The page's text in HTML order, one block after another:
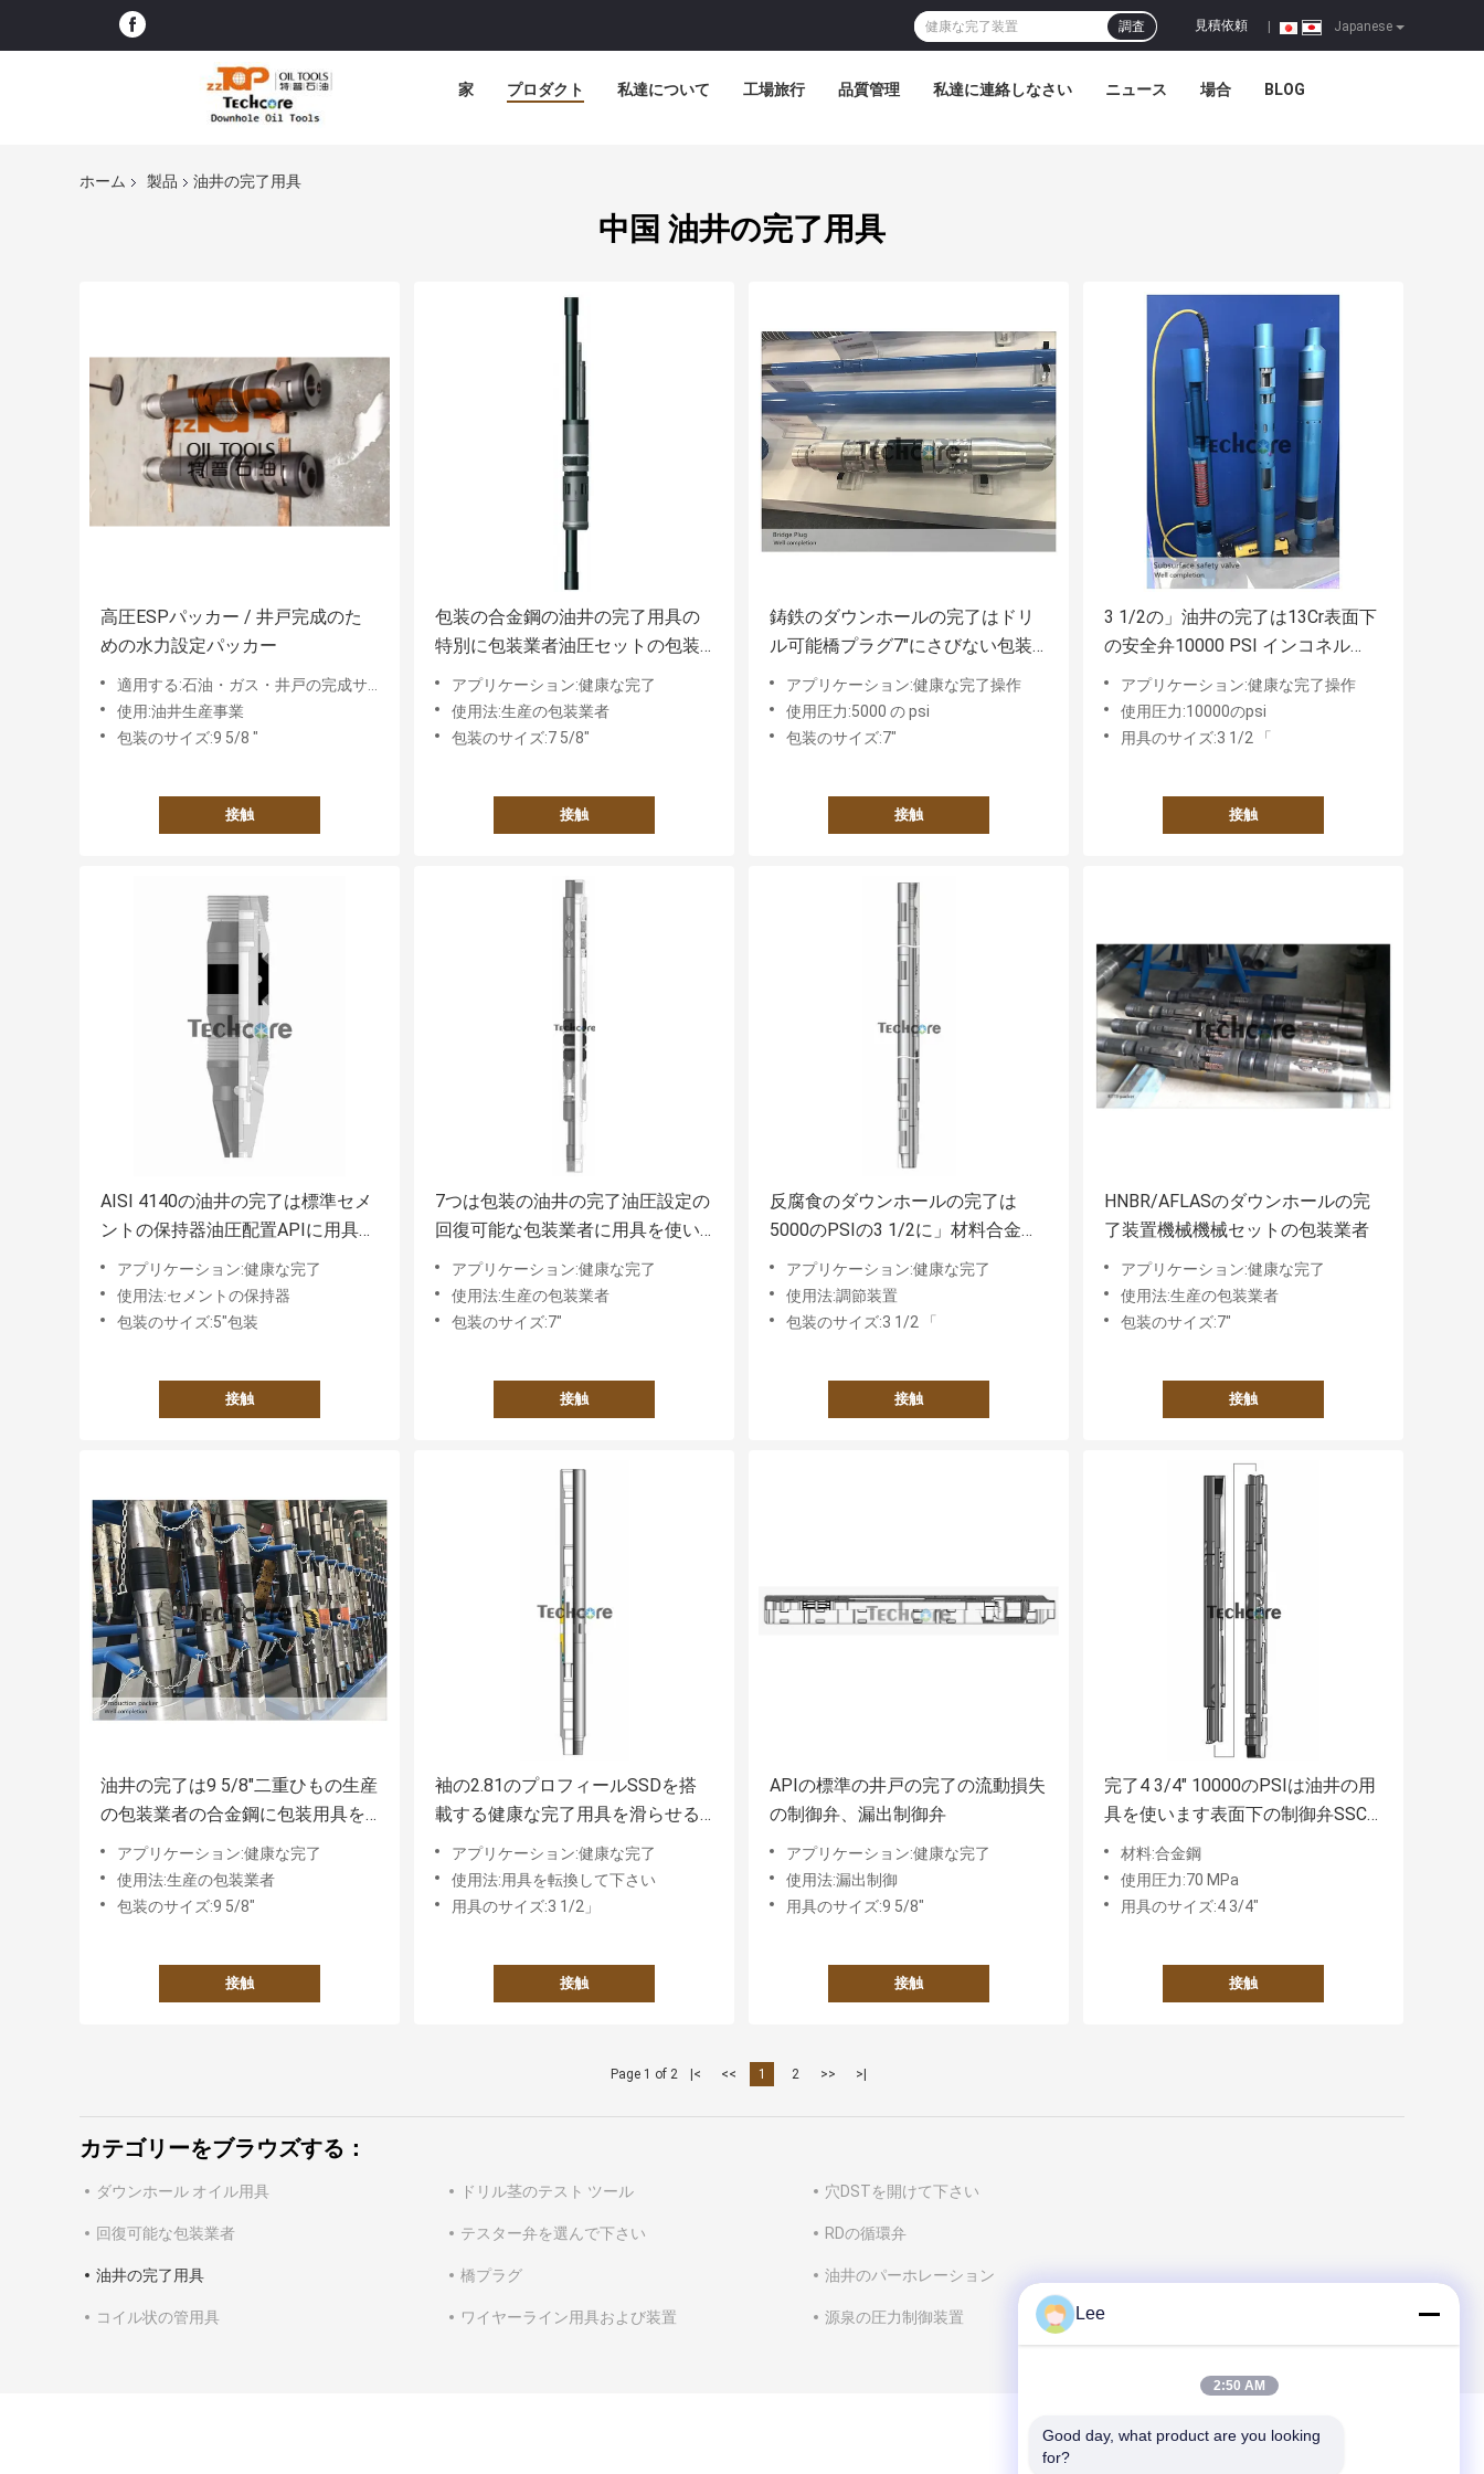
Japanese
見積依頼
調査
家 プロダクト 私達について 工場旅行 品質管理 私達に連絡しなさい ニュース 場合 BLOG
ホーム 製品 油井の完了用具
中国 油井の完了用具
高圧ESPパッカー / 井戸完成のた
めの水力設定パッカー
適用する:石油・ガス・井戸の完成サービス
使用:油井生産事業
包装のサイズ:9 5/8 "
接触
包装の合金鋼の油井の完了用具の
特別に包装業者油圧セットの包装
業者
アプリケーション:健康な完了
使用法:生産の包装業者
包装のサイズ:7 5/8"
接触
鋳鉄のダウンホールの完了はドリ
ル可能橋プラグ7"にさびない包装
用具を使います
アプリケーション:健康な完了操作
使用圧力:5000 の psi
包装のサイズ:7"
接触
3 1/2の」油井の完了は13Cr表面下
の安全弁10000 PSI インコネル
SSSVに用具を使います
アプリケーション:健康な完了操作
使用圧力:10000のpsi
用具のサイズ:3 1/2 「
接触
AISI 4140の油井の完了は標準セメ
ントの保持器油圧配置APIに用具を
使います
アプリケーション:健康な完了
使用法:セメントの保持器
包装のサイズ:5"包装
接触
7つは包装の油井の完了油圧設定の
回復可能な包装業者に用具を使い
ます
アプリケーション:健康な完了
使用法:生産の包装業者
包装のサイズ:7"
接触
反腐食のダウンホールの完了は
5000のPSIの3 1/2に」材料合金鋼
用具を使います
アプリケーション:健康な完了
使用法:調節装置
包装のサイズ:3 1/2 「
接触
HNBR/AFLASのダウンホールの完
了装置機械機械セットの包装業者
アプリケーション:健康な完了
使用法:生産の包装業者
包装のサイズ:7"
接触
油井の完了は9 5/8"二重ひもの生産
の包装業者の合金鋼に包装用具を
使います
アプリケーション:健康な完了
使用法:生産の包装業者
包装のサイズ:9 5/8"
接触
袖の2.81のプロフィールSSDを搭
載する健康な完了用具を滑らせる
健康な完了
アプリケーション:健康な完了
使用法:用具を転換して下さい
用具のサイズ:3 1/2」
接触
APIの標準の井戸の完了の流動損失
の制御弁、漏出制御弁
アプリケーション:健康な完了
使用法:漏出制御
用具のサイズ:9 5/8"
接触
完了4 3/4" 10000のPSIは油井の用
具を使います表面下の制御弁SSC
弁に
材料:合金鋼
使用圧力:70 MPa
用具のサイズ:4 3/4"
接触
Page 1 of 2 |< << 1 2 >> >|
カテゴリーをブラウズする：
ダウンホール オイル用具 ドリル茎のテスト ツール 穴DSTを開けて下さい
回復可能な包装業者 テスター弁を選んで下さい RDの循環弁
油井の完了用具 橋プラグ 油井のパーホレーション
コイル状の管用具 ワイヤーライン用具および装置 源泉の圧力制御装置 Lee
2:50 AM
Good day, what product are you looking
for?